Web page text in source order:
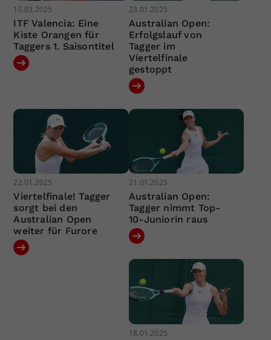
10.03.2025
ITF Valencia: Eine
Kiste Orangen für
Taggers 1. Saisontitel
23.01.2025
Australian Open:
Erfolgslauf von
Tagger im
Viertelfinale
gestoppt
22.01.2025
Viertelfinale! Tagger
sorgt bei den
Australian Open
weiter für Furore
21.01.2025
Australian Open:
Tagger nimmt Top-
10-Juniorin raus
18.01.2025